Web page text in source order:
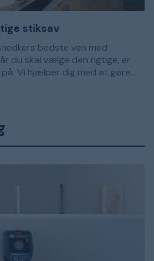
stiksav
bedste ven med
du skal vælge den rigtige, er
Vi hjælper dig med at gøre